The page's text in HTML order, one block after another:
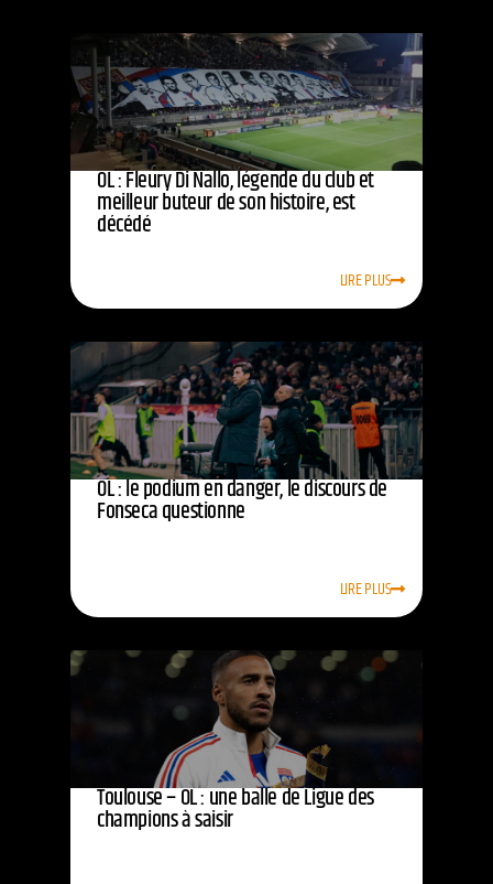
OL : Fleury Di Nallo, légende du club et
meilleur buteur de son histoire, est
décédé
LIRE PLUS
OL : le podium en danger, le discours de
Fonseca questionne
LIRE PLUS
Toulouse – OL : une balle de Ligue des
champions à saisir